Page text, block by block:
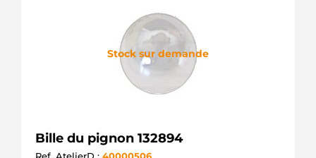
Stock sur demande
Bille du pignon 132894